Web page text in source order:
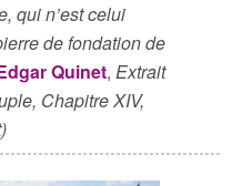
qui n’est celui
de fondation de
Quinet,Extrait
Chapitre XIV,